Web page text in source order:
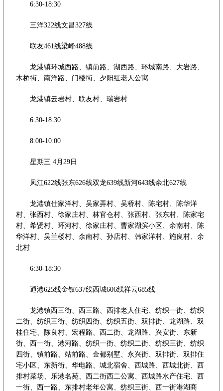
6:30-18:30
三洋322线文昌327线
联友461线梁峰488线
龙港镇环城西路、镇前路、湖西路、环城南路、大岩路、
木桥街、南洋路、门楼街、夕阳红老人公寓
龙港镇云岩村、联友村、瑞岩村
6:30-18:30
8:00-10:00
星期三 4月29日
凤江622线张东626线双龙639线新河643线余北627线
龙港镇仕家洋村、吴家弄村、吴桥村、陈宅村、陈华洋
村、张西村、徐家庄村、林官仓村、张西村、张东村、陈家宅
村、希贤村、环河村、徐家庄村、曹家湖滨小区、余南村、陈
华洋村、吴兰楼村、余南村、孙店村、韩家洋村、施良村、余
北村
6:30-18:30
通港625线金钗637线西城606线祥云685线
龙港镇西三街、西三路、西排老人住宅、纺织一街、纺织
二街、纺织三街、纺织四街、纺织五街、双排街、龙湖路、双
桂住宅、陈良村、宏程路、西二街、龙湖路、兴安街、东新
街、西一街、港河路、纺织一街、纺织二街、纺织三街、纺织
四街、镇前路、站前路、金都别墅、永兴街、双排街、双排住
宅小区、东新街、华电路、城北宿舍、西城路、西城北街、西
排村菜场、乐港名苑、西二街西二公寓、西城路水产住宅、西
一街、西一路、东排村老年公寓、纺织三街、西一街港湖商